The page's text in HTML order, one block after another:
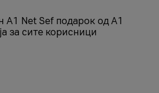
A1 Net Sеf подарок од А1
за сите корисници